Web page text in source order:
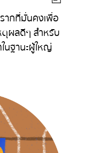
ากที่มั่นคงเพื่อ
ตุผลดีๆ สำหรับ
นฐานะผู้ใหญ่